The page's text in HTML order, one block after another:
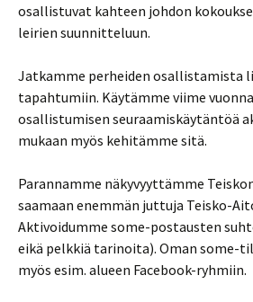
osallistuvat kahteen johdon
leirien suunnitteluun.
Jatkamme perheiden osallistamista
tapahtumiin. Käytämme viime
osallistumisen seuraamiskäytäntöä
mukaan myös kehitämme sitä.
Parannamme näkyvyyttämme
saamaan enemmän juttuja Teisko-
Aktivoidumme some-postausten
eikä pelkkiä tarinoita). Oman some-
myös esim. alueen Facebook-ryhmiin.